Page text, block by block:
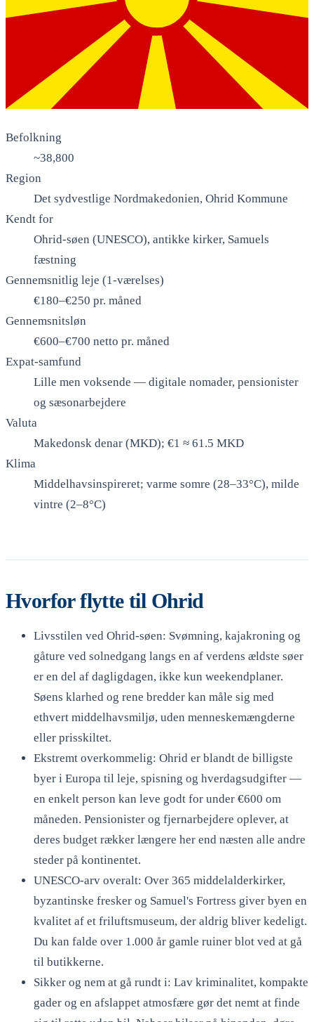
Befolkning
~38,800
Region
Det sydvestlige Nordmakedonien, Ohrid Kommune
Kendt for
Ohrid-søen (UNESCO), antikke kirker, Samuels
fæstning
Gennemsnitlig leje (1-værelses)
€180–€250 pr. måned
Gennemsnitsløn
€600–€700 netto pr. måned
Expat-samfund
Lille men voksende — digitale nomader, pensionister
og sæsonarbejdere
Valuta
Makedonsk denar (MKD); €1 ≈ 61.5 MKD
Klima
Middelhavsinspireret; varme somre (28–33°C), milde
vintre (2–8°C)
Hvorfor flytte til Ohrid
Livsstilen ved Ohrid-søen: Svømning, kajakroning og
gåture ved solnedgang langs en af verdens ældste søer
er en del af dagligdagen, ikke kun weekendplaner.
Søens klarhed og rene bredder kan måle sig med
ethvert middelhavsmiljø, uden menneskemængderne
eller prisskiltet.
Ekstremt overkommelig: Ohrid er blandt de billigste
byer i Europa til leje, spisning og hverdagsudgifter —
en enkelt person kan leve godt for under €600 om
måneden. Pensionister og fjernarbejdere oplever, at
deres budget rækker længere her end næsten alle andre
steder på kontinentet.
UNESCO-arv overalt: Over 365 middelalderkirker,
byzantinske fresker og Samuel's Fortress giver byen en
kvalitet af et friluftsmuseum, der aldrig bliver kedeligt.
Du kan falde over 1.000 år gamle ruiner blot ved at gå
til butikkerne.
Sikker og nem at gå rundt i: Lav kriminalitet, kompakte
gader og en afslappet atmosfære gør det nemt at finde